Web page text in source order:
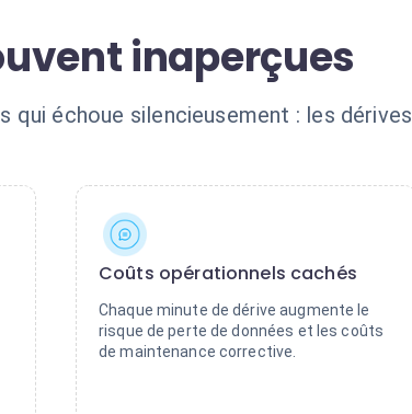
inaperçues
qui échoue silencieusement : les dérives
Coûts opérationnels cachés
Chaque minute de dérive augmente le
risque de perte de données et les coûts
de maintenance corrective.